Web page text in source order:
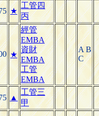
★
工管四
丙
★
經管
EMBA
資財
EMBA
工管
EMBA
A B
C
▲
工管三
甲